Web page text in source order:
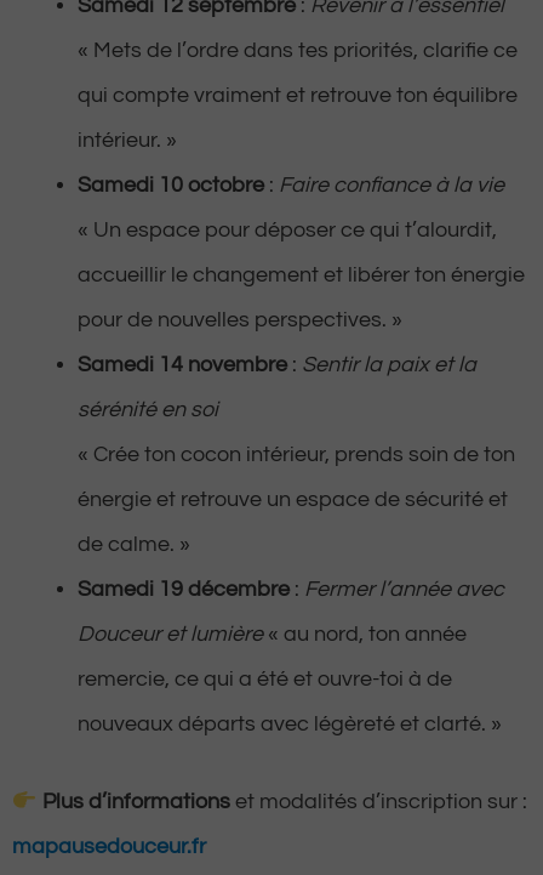
Samedi 12 septembre : Revenir à l’essentiel
« Mets de l’ordre dans tes priorités, clarifie ce
qui compte vraiment et retrouve ton équilibre
intérieur. »
Samedi 10 octobre : Faire confiance à la vie
« Un espace pour déposer ce qui t’alourdit,
accueillir le changement et libérer ton énergie
pour de nouvelles perspectives. »
Samedi 14 novembre : Sentir la paix et la
sérénité en soi
« Crée ton cocon intérieur, prends soin de ton
énergie et retrouve un espace de sécurité et
de calme. »
Samedi 19 décembre : Fermer l’année avec
Douceur et lumière« au nord, ton année
remercie, ce qui a été et ouvre-toi à de
nouveaux départs avec légèreté et clarté. »
Plus d’informationset modalités d’inscription sur :
mapausedouceur.fr